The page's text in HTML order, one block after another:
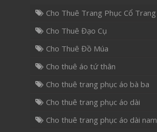
Cho Thuê Trang Phục Cổ Trang
Cho Thuê Đạo Cụ
Cho Thuê Đồ Múa
Cho thuê áo tứ thân
Cho thuê trang phục áo bà ba
Cho thuê trang phục áo dài
Cho thuê trang phục áo dài nam